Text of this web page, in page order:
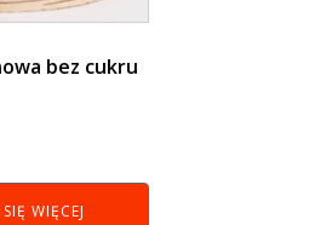
bez cukru
WIĘCEJ